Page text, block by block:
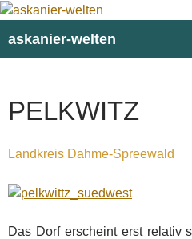
askanier-welten
PELKWITZ
Landkreis Dahme-Spreewald
Das Dorf erscheint erst relativ